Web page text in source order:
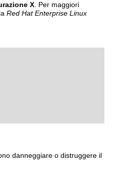
X . Per maggiori
Red Hat Enterprise Linux
danneggiare o distruggere il